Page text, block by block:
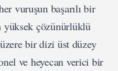
vuruşun başarılı bir
yüksek çözünürlüklü
bir dizi üst düzey
ve heyecan verici bir